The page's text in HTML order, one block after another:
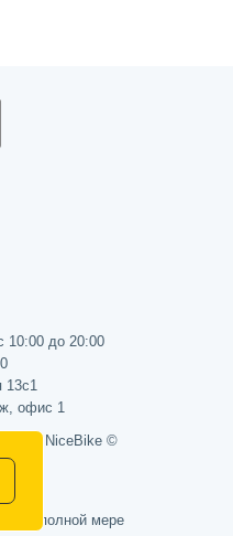
10:00 до 20:00
13с1
офис 1
NiceBike ©
в полной мере